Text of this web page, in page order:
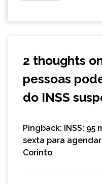
2 thoughts
pessoas
do INSS
Pingback: INSS:
sexta para
Corinto